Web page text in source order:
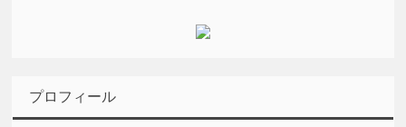
プロフィール